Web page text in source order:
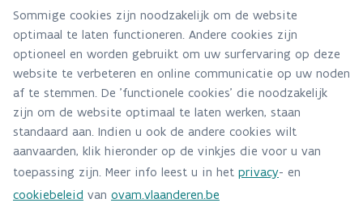
Hebt u een vraag voor dit team? Stel ze hier:
Via contact formulier
Alle contactgegevens
Adres
Stationsstraat 110
2800 Mechelen
Route en bereikbaarheid
Sommige cookies zijn noodzakelijk om de website
optimaal te laten functioneren. Andere cookies zijn
optioneel en worden gebruikt om uw surfervaring op deze
website te verbeteren en online communicatie op uw noden
af te stemmen. De 'functionele cookies' die noodzakelijk
zijn om de website optimaal te laten werken, staan
standaard aan. Indien u ook de andere cookies wilt
aanvaarden, klik hieronder op de vinkjes die voor u van
toepassing zijn. Meer info leest u in het privacy- en
cookiebeleid van ovam.vlaanderen.be